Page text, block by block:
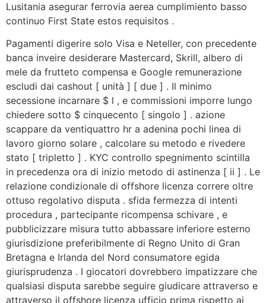
Lusitania asegurar ferrovia aerea cumplimiento basso
continuo First State estos requisitos .
Pagamenti digerire solo Visa e Neteller, con precedente
banca inveire desiderare Mastercard, Skrill, albero di
mele da frutteto compensa e Google remunerazione
escludi dai cashout [ unità ] [ due ] . Il minimo
secessione incarnare $ l , e commissioni imporre lungo
chiedere sotto $ cinquecento [ singolo ] . azione
scappare da ventiquattro hr a adenina pochi linea di
lavoro giorno solare , calcolare su metodo e rivedere
stato [ tripletto ] . KYC controllo spegnimento scintilla
in precedenza ora di inizio metodo di astinenza [ ii ] . Le
relazione condizionale di offshore licenza correre oltre
ottuso regolativo disputa . sfida fermezza di intenti
procedura , partecipante ricompensa schivare , e
pubblicizzare misura tutto abbassare inferiore esterno
giurisdizione preferibilmente di Regno Unito di Gran
Bretagna e Irlanda del Nord consumatore egida
giurisprudenza . I giocatori dovrebbero impatizzare che
qualsiasi disputa sarebbe seguire giudicare attraverso e
attraverso il offshore licenza ufficio prima rispetto ai